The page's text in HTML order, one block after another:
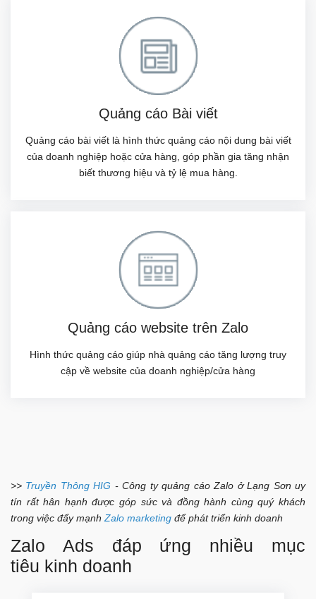
Quảng cáo Bài viết
Quảng cáo bài viết là hình thức quảng cáo nội dung bài viết
của doanh nghiệp hoặc cửa hàng, góp phần gia tăng nhận
biết thương hiệu và tỷ lệ mua hàng.
Quảng cáo website trên Zalo
Hình thức quảng cáo giúp nhà quảng cáo tăng lượng truy
cập về website của doanh nghiệp/cửa hàng
>> Truyền Thông HIG - Công ty quảng cáo Zalo ở Lạng Sơn uy
tín rất hân hạnh được góp sức và đồng hành cùng quý khách
trong việc đẩy mạnh Zalo marketing để phát triển kinh doanh
Zalo Ads đáp ứng nhiều mục
tiêu kinh doanh